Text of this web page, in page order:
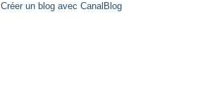
Créer un blog avec CanalBlog